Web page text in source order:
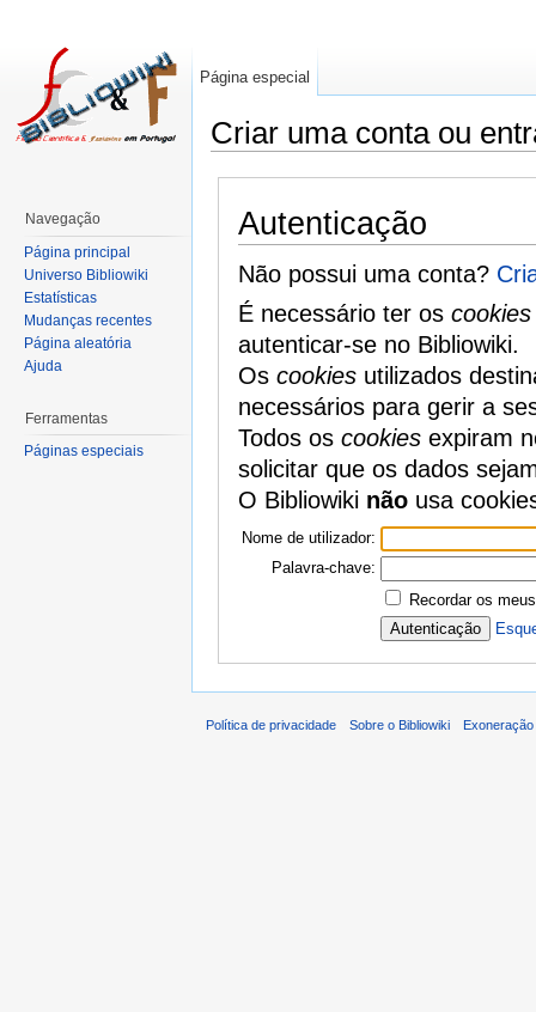
Criar uma conta ou
Autenticação
Não possui uma conta?
É necessário ter os cookies
autenticar-se no Bibliowiki.
Os cookiesutilizados
necessários para gerir a
Todos os cookiesexpiram
solicitar que os dados
O Bibliowiki nãousa
Nome de utilizador:
Palavra-chave:
Recordar os
Página especial
Navegação
Página principal
Universo Bibliowiki
Estatísticas
Mudanças recentes
Página aleatória
Ajuda
Ferramentas
Páginas especiais
Política de privacidade Sobre o Bibliowiki